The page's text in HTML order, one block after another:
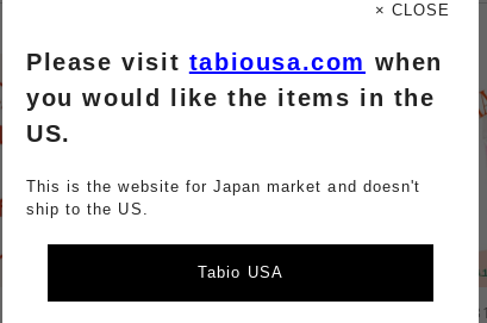
2025.12.31
× CLOSE
Please visit tabiousa.com when
you would like the items in the
US.
This is the website for Japan market and doesn't
ship to the US.
Tabio USA